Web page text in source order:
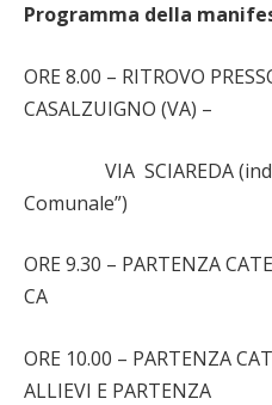
Programma della
ORE 8.00 – RITROVO
CASALZUIGNO (VA) –
VIA SCIAREDA
Comunale”)
ORE 9.30 – PARTENZA
CA
ORE 10.00 – PARTENZA
ALLIEVI E PARTENZA